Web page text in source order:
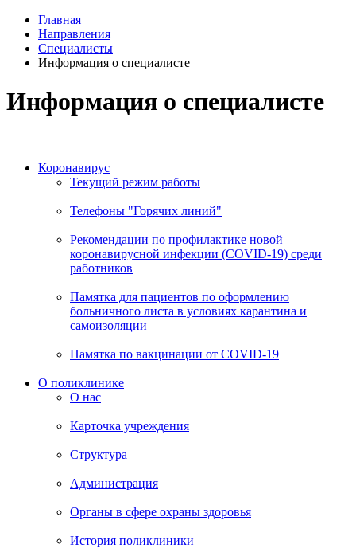
Главная
Направления
Специалисты
Информация о специалисте
Информация о специалисте
Коронавирус
Текущий режим работы
Телефоны "Горячих линий"
Рекомендации по профилактике новой
коронавирусной инфекции (COVID-19) среди
работников
Памятка для пациентов по оформлению
больничного листа в условиях карантина и
самоизоляции
Памятка по вакцинации от COVID-19
О поликлинике
О нас
Карточка учреждения
Структура
Администрация
Органы в сфере охраны здоровья
История поликлиники